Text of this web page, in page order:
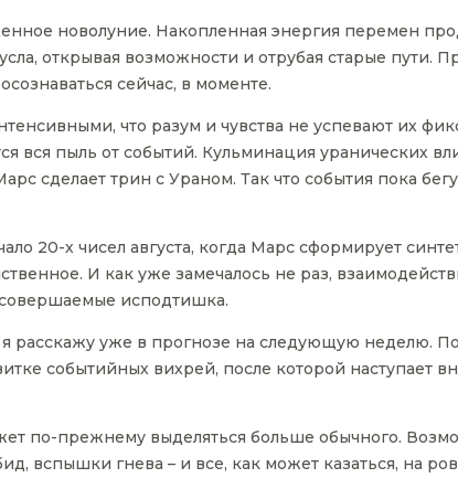
новолуние. Накопленная энергия перемен
открывая возможности и отрубая старые пути.
сейчас, в моменте.
что разум и чувства не успевают их
вся пыль от событий. Кульминация уранических
сделает трин с Ураном. Так что события пока
20-х чисел августа, когда Марс сформирует
И как уже замечалось не раз,
исподтишка.
я расскажу уже в прогнозе на следующую неделю.
событийных вихрей, после которой наступает
по-прежнему выделяться больше обычного.
вспышки гнева – и все, как может казаться, на